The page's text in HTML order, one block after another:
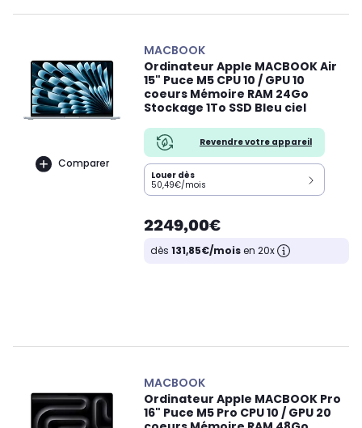
Comparer
MACBOOK
Ordinateur Apple MACBOOK Air
15" Puce M5 CPU 10 / GPU 10
coeurs Mémoire RAM 24Go
Stockage 1To SSD Bleu ciel
Revendre votre appareil
Louer dès
50,49€/mois
2249,00€
dès 131,85€/moisen 20x
MACBOOK
Ordinateur Apple MACBOOK Pro
16" Puce M5 Pro CPU 10 / GPU 20